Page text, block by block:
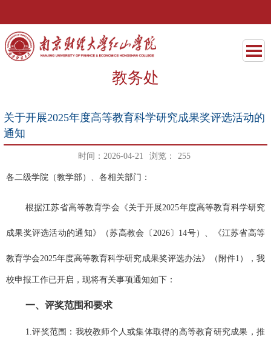
教务处
关于开展2025年度高等教育科学研究成果奖评选活动的
通知
时间：2026-04-21 浏览： 255
各二级学院（教学部）、各相关部门：
根据江苏省高等教育学会《关于开展2025年度高等教育科学研究
成果奖评选活动的通知》（苏高教会〔2026〕14号） 、 《江苏省高等
教育学会2025年度高等教育科学研究成果奖评选办法》（附件1） ，我
校申报工作已开启 ，现将有关事项通知如下：
一、评奖范围和要求
1.评奖范围：我校教师个人或集体取得的高等教育研究成果，推